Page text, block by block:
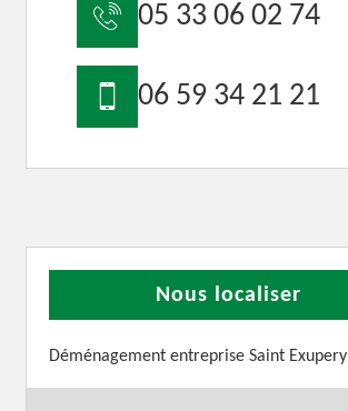
05 33 06 02 74
06 59 34 21 21
Nous localiser
Déménagement entreprise Saint Exupery